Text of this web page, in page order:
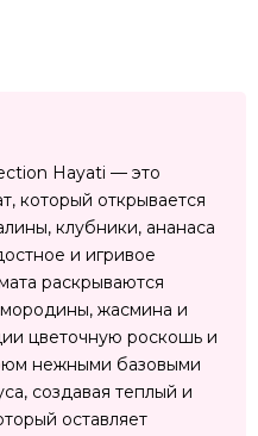
Hayati — это
который открывается
клубники, ананаса
и игривое
раскрываются
жасмина и
цветочную роскошь и
нежными базовыми
создавая теплый и
оставляет